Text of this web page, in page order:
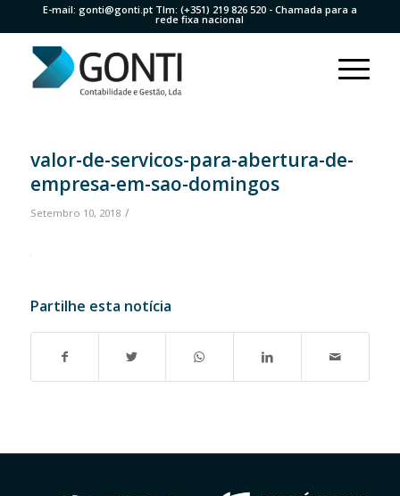
E-mail: gonti@gonti.ptTlm: (+351) 219 826 520- Chamada para a
rede fixa nacional
valor-de-servicos-para-abertura-de-
empresa-em-sao-domingos
Setembro 10, 2018 /
Partilhe esta notícia